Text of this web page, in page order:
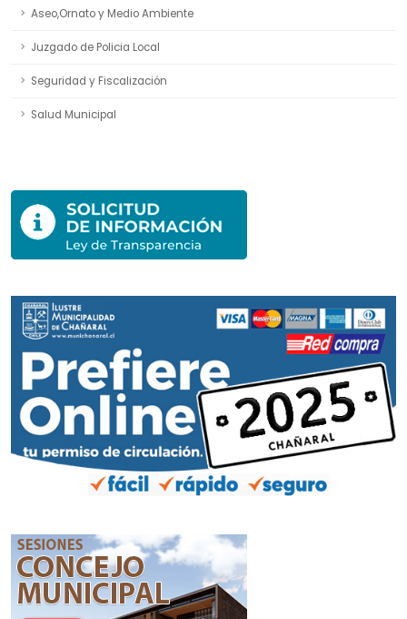
Aseo,Ornato y Medio Ambiente
Juzgado de Policia Local
Seguridad y Fiscalización
Salud Municipal